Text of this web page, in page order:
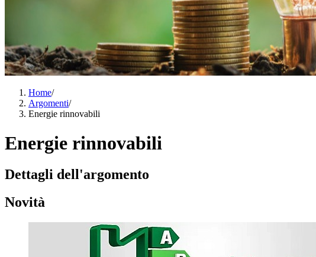
Home/
Argomenti/
Energie rinnovabili
Energie rinnovabili
Dettagli dell'argomento
Novità